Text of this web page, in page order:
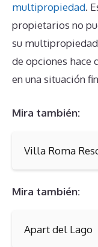
multipropiedad.
propietarios no
su
de opciones hace
en una situación
Mira también:
Villa Roma
Mira también:
Apart del Lago